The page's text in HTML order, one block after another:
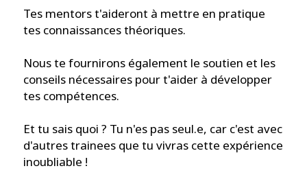
Tes mentors t'aideront à mettre en pratique
tes connaissances théoriques.
Nous te fournirons également le soutien et les
conseils nécessaires pour t'aider à développer
tes compétences.
Et tu sais quoi ? Tu n'es pas seul.e, car c'est avec
d'autres trainees que tu vivras cette expérience
inoubliable !